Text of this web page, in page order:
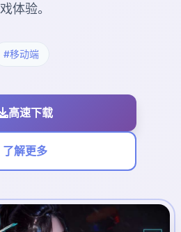
戏体验。
#移动端
高速下载
了解更多